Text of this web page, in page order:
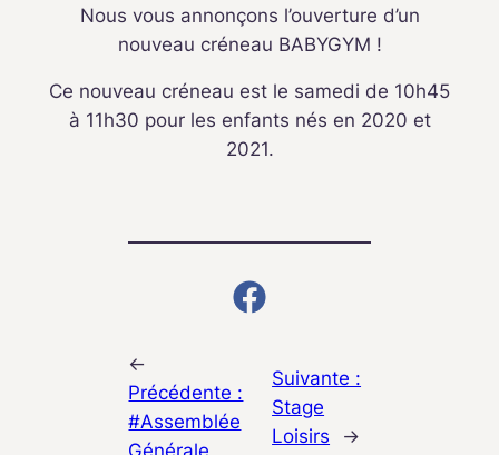
Nous vous annonçons l’ouverture d’un
nouveau créneau BABYGYM !
Ce nouveau créneau est le samedi de 10h45
à 11h30 pour les enfants nés en 2020 et
2021.
←
Précédente :
#Assemblée
Suivante :
Stage
Loisirs
→